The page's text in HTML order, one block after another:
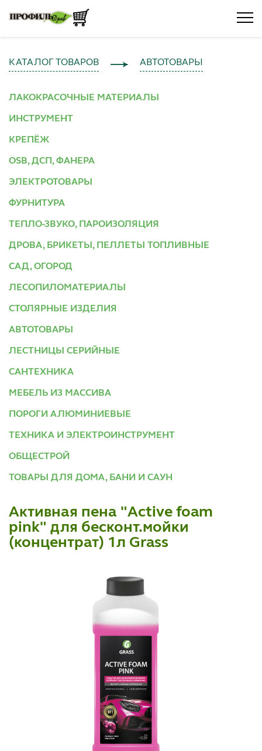
КАТАЛОГ ТОВАРОВ АВТОТОВАРЫ
ЛАКОКРАСОЧНЫЕ МАТЕРИАЛЫ
ИНСТРУМЕНТ
КРЕПЁЖ
OSB, ДСП, ФАНЕРА
ЭЛЕКТРОТОВАРЫ
ФУРНИТУРА
ТЕПЛО-ЗВУКО, ПАРОИЗОЛЯЦИЯ
ДРОВА, БРИКЕТЫ, ПЕЛЛЕТЫ ТОПЛИВНЫЕ
САД, ОГОРОД
ЛЕСОПИЛОМАТЕРИАЛЫ
СТОЛЯРНЫЕ ИЗДЕЛИЯ
АВТОТОВАРЫ
ЛЕСТНИЦЫ СЕРИЙНЫЕ
САНТЕХНИКА
МЕБЕЛЬ ИЗ МАССИВА
ПОРОГИ АЛЮМИНИЕВЫЕ
ТЕХНИКА И ЭЛЕКТРОИНСТРУМЕНТ
ОБЩЕСТРОЙ
ТОВАРЫ ДЛЯ ДОМА, БАНИ И САУН
Активная пена "Active foam
pink" для бесконт.мойки
(концентрат) 1л Grass